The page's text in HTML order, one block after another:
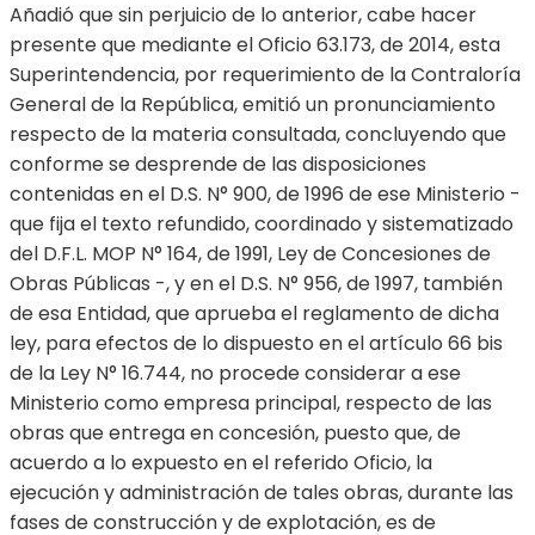
Añadió que sin perjuicio de lo anterior, cabe hacer
presente que mediante el Oficio 63.173, de 2014, esta
Superintendencia, por requerimiento de la Contraloría
General de la República, emitió un pronunciamiento
respecto de la materia consultada, concluyendo que
conforme se desprende de las disposiciones
contenidas en el D.S. N° 900, de 1996 de ese Ministerio -
que fija el texto refundido, coordinado y sistematizado
del D.F.L. MOP N° 164, de 1991, Ley de Concesiones de
Obras Públicas -, y en el D.S. N° 956, de 1997, también
de esa Entidad, que aprueba el reglamento de dicha
ley, para efectos de lo dispuesto en el artículo 66 bis
de la Ley N° 16.744, no procede considerar a ese
Ministerio como empresa principal, respecto de las
obras que entrega en concesión, puesto que, de
acuerdo a lo expuesto en el referido Oficio, la
ejecución y administración de tales obras, durante las
fases de construcción y de explotación, es de